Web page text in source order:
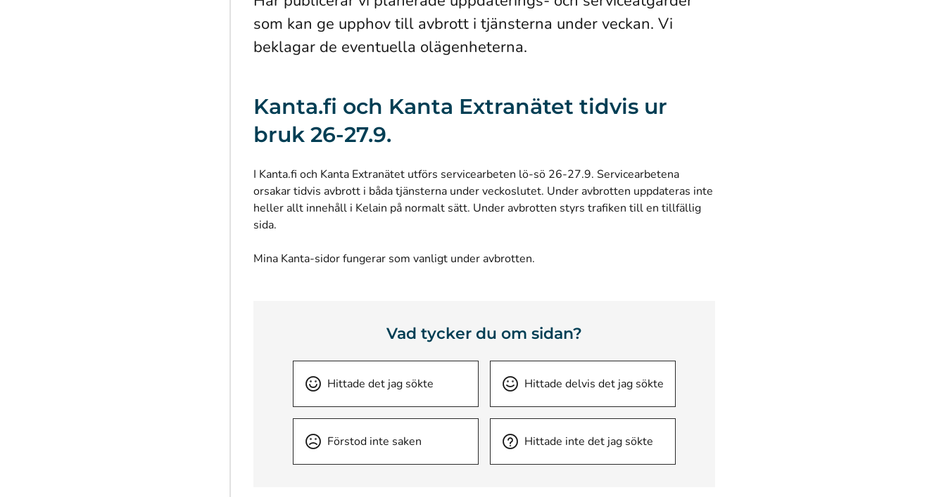
som kan ge upphov till avbrott i tjänsterna under veckan. Vi
beklagar de eventuella olägenheterna.
Kanta.fi och Kanta Extranätet tidvis ur
bruk 26-27.9.
I Kanta.fi och Kanta Extranätet utförs servicearbeten lö-sö 26-27.9. Servicearbetena
orsakar tidvis avbrott i båda tjänsterna under veckoslutet. Under avbrotten uppdateras inte
heller allt innehåll i Kelain på normalt sätt. Under avbrotten styrs trafiken till en tillfällig
sida.
Mina Kanta-sidor fungerar som vanligt under avbrotten.
Vad tycker du om sidan?
Hittade det jag sökte Hittade delvis det jag sökte
Förstod inte saken Hittade inte det jag sökte